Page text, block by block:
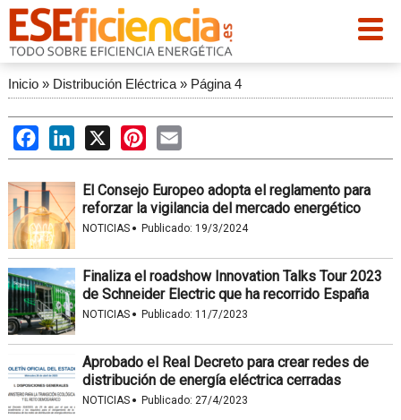
Inicio» Distribución Eléctrica» Página 4
FacebookLinkedIn
X PinterestEmail
El Consejo Europeo adopta el reglamento para
reforzar la vigilancia del mercado energético
NOTICIAS · Publicado: 19/3/2024
Finaliza el roadshow Innovation Talks Tour 2023
de Schneider Electric que ha recorrido España
NOTICIAS · Publicado: 11/7/2023
Aprobado el Real Decreto para crear redes de
distribución de energía eléctrica cerradas
NOTICIAS · Publicado: 27/4/2023